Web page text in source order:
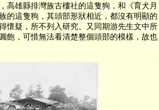
雄縣排灣族古樓社的這隻狗，和《育犬月
的這隻狗，其頭部形狀相近，都沒有明顯的
懷疑，所不列入研究。又同期游先生文中所
飽，可惜無法看清楚整個頭部的模樣，故也